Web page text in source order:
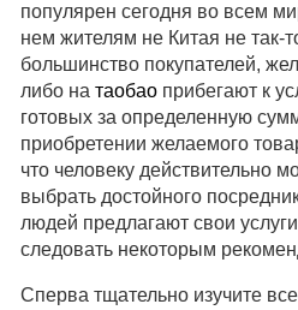
популярен сегодня во всем
нем жителям не Китая не так-
большинство покупателей,
либо на таобаоприбегают к
готовых за определенную
приобретении желаемого
что человеку действительно
выбрать достойного
людей предлагают свои
следовать некоторым
Сперва тщательно изучите